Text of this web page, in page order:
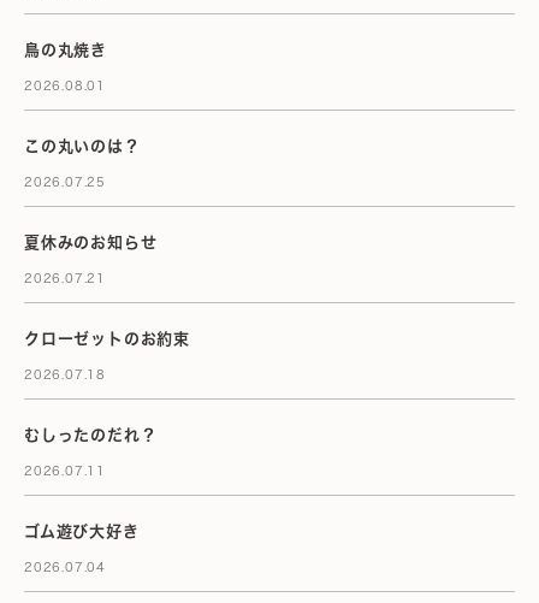
鳥の丸焼き
2026.08.01
この丸いのは？
2026.07.25
夏休みのお知らせ
2026.07.21
クローゼットのお約束
2026.07.18
むしったのだれ？
2026.07.11
ゴム遊び大好き
2026.07.04